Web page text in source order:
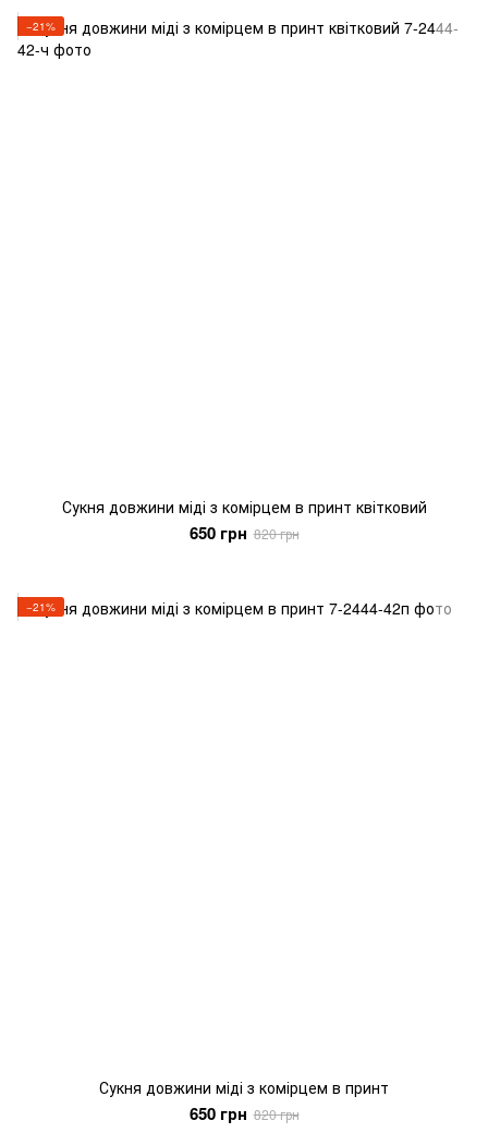
−21%
Сукня довжини міді з комірцем в принт квітковий
650 грн 820 грн
−21%
Сукня довжини міді з комірцем в принт
650 грн 820 грн